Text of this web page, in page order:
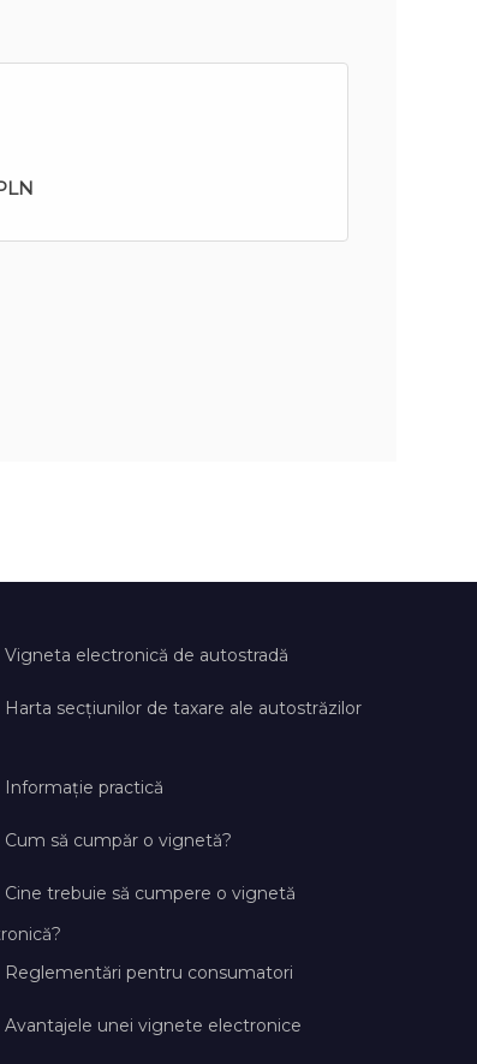
Vigneta electronică de autostradă
Harta secțiunilor de taxare ale autostrăzilor
Informație practică
Cum să cumpăr o vignetă?
Cine trebuie să cumpere o vignetă
Reglementări pentru consumatori
Avantajele unei vignete electronice